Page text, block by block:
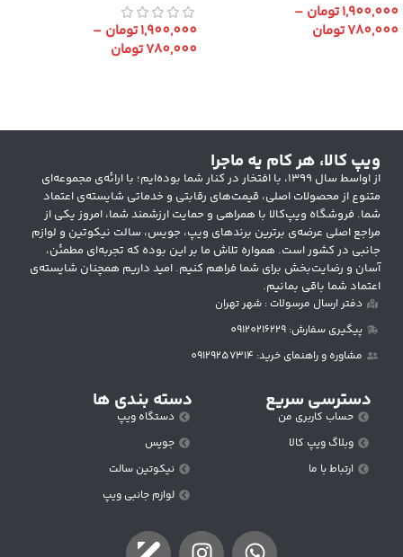
1,900,000تومان –
780,000تومان 1,900,000تومان –
780,000تومان
ویپ کالا، هر کام یه ماجرا
از اواسط سال ۱۳۹۹، با افتخار در کنار شما بوده‌ایم؛ با ارائه‌ی مجموعه‌ای
متنوع از محصولات اصلی، قیمت‌های رقابتی و خدماتی شایسته‌ی اعتماد
شما. فروشگاه ویپ‌کالا با همراهی و حمایت ارزشمند شما، امروز یکی از
مراجع اصلی عرضه‌ی برترین برندهای ویپ، جویس، سالت نیکوتین و لوازم
جانبی در کشور است. همواره تلاش ما بر این بوده که تجربه‌ای مطمئن،
آسان و رضایت‌بخش برای شما فراهم کنیم. امید داریم همچنان شایسته‌ی
اعتماد شما باقی بمانیم.
دفتر ارسال مرسولات : شهر تهران
پیگیری سفارش: 09120216229
مشاوره و راهنمای خرید: 09129257314
دسترسی سریع
حساب کاربری من
وبلاگ ویپ کالا
ارتباط با ما
دسته بندی ها
دستگاه ویپ
جویس
نیکوتین سالت
لوازم جانبی ویپ